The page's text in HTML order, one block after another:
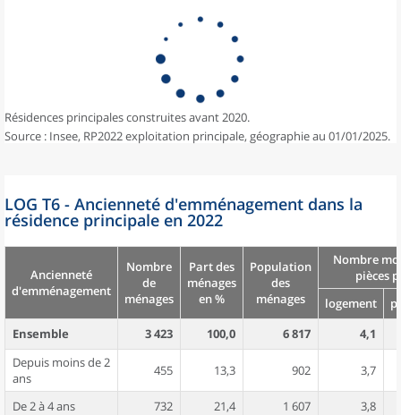
Résidences principales construites avant 2020.
Source : Insee, RP2022 exploitation principale, géographie au 01/01/2025.
LOG T6 - Ancienneté d'emménagement dans la
résidence principale en 2022
Ancienneté
d'emménagement
Nombre
de
ménages
Part des
ménages
en %
Population
des
ménages
Nombre
pièces
logement
Ensemble
3 423 100,0 6 817
4,1
Depuis moins de 2
ans
455 13,3 902 3,7
De 2 à 4 ans 732 21,4 1 607
3,8